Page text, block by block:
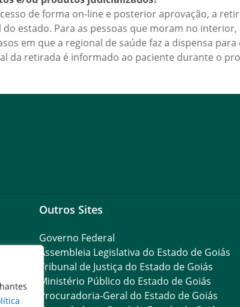
de forma on-line e posterior aprovação, a
do estado. Para as pessoas que moram no
em que a regional de saúde faz a dispensa
da retirada é informado ao paciente durante o
Outros Sites
Governo Federal
Assembleia Legislativa do Estado de Goiás
Tribunal de Justiça do Estado de Goiás
Ministério Público do Estado de Goiás
Procuradoria-Geral do Estado de Goiás